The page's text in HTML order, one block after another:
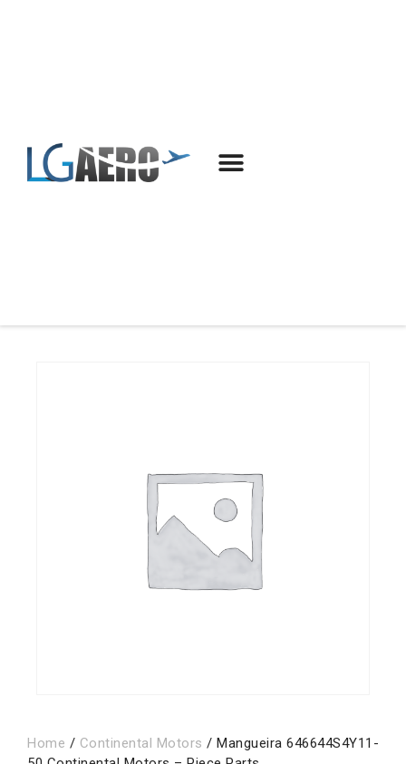
Home / Continental Motors / Mangueira 646644S4Y11-